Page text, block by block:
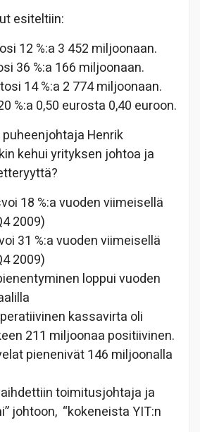
esiteltiin:
12 %:a 3 452 miljoonaan.
36 %:a 166 miljoonaan.
14 %:a 2 774 miljoonaan.
%:a 0,50 eurosta 0,40 euroon.
Henrik
kehui yrityksen johtoa ja
18 %:a vuoden viimeisellä
2009)
31 %:a vuoden viimeisellä
2009)
loppui vuoden
kassavirta oli
211 miljoonaa positiivinen.
pienenivät 146 miljoonalla
toimitusjohtaja ja
johtoon, “kokeneista YIT:n